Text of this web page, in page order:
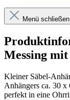
Menü schließen
Messing
Kleiner Säbel-
Anhängers ca. 30 x
perfekt in eine